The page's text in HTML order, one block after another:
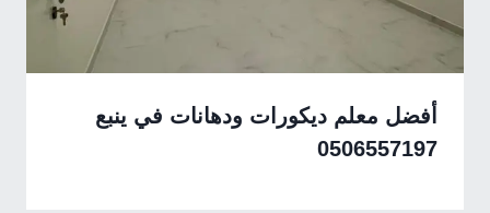
أفضل معلم ديكورات ودهانات في ينبع
0506557197